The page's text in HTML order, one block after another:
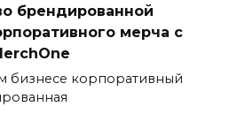
брендированной
мерча с
бизнесе корпоративный